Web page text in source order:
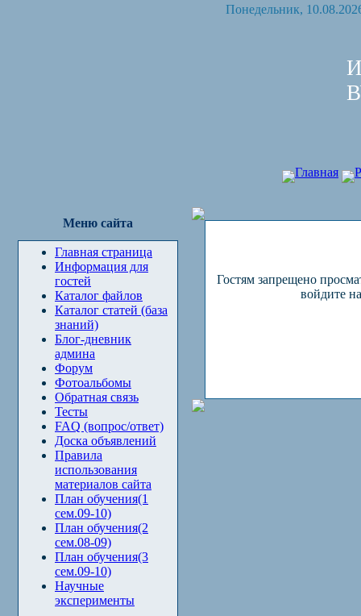
Понедельник,
Главная
Меню сайта
Главная страница
Информация для
гостей
Каталог файлов
Каталог статей (база
знаний)
Блог-дневник
админа
Форум
Фотоальбомы
Обратная связь
Тесты
FAQ (вопрос/ответ)
Доска объявлений
Правила
использования
материалов сайта
План обучения(1
сем.09-10)
План обучения(2
сем.08-09)
План обучения(3
сем.09-10)
Научные
эксперименты
Гостям запрещено
войдите